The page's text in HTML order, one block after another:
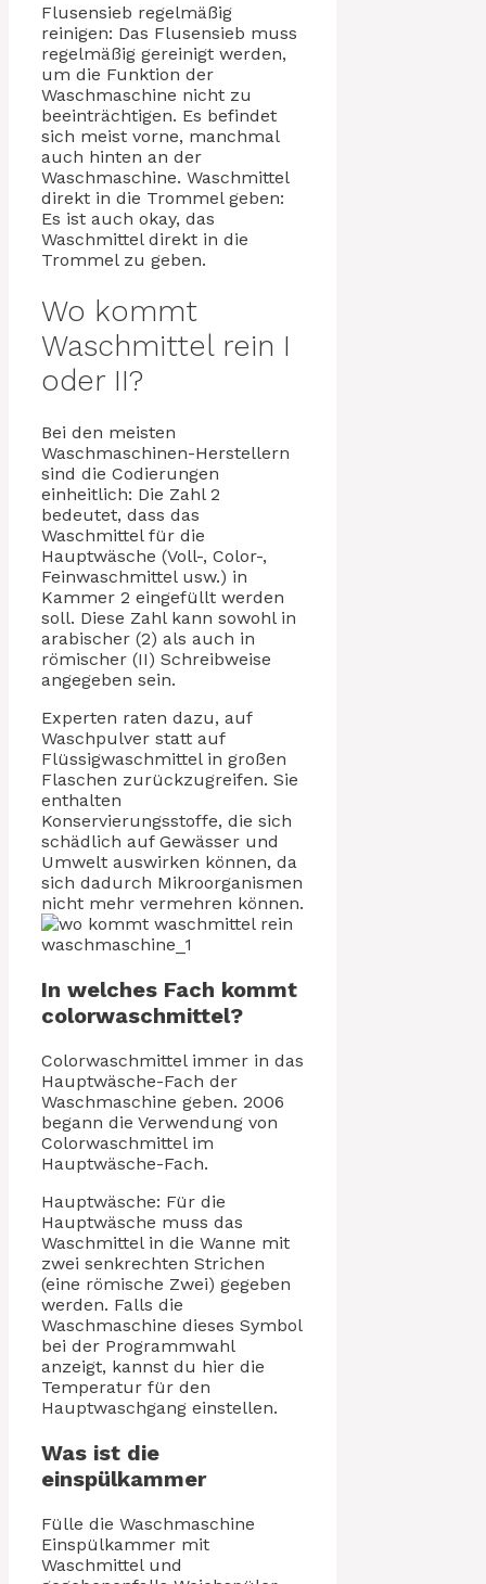
Flusensieb regelmäßig
reinigen: Das Flusensieb muss
regelmäßig gereinigt werden,
um die Funktion der
Waschmaschine nicht zu
beeinträchtigen. Es befindet
sich meist vorne, manchmal
auch hinten an der
Waschmaschine. Waschmittel
direkt in die Trommel geben:
Es ist auch okay, das
Waschmittel direkt in die
Trommel zu geben.
Wo kommt
Waschmittel rein I
oder II?
Bei den meisten
Waschmaschinen-Herstellern
sind die Codierungen
einheitlich: Die Zahl 2
bedeutet, dass das
Waschmittel für die
Hauptwäsche (Voll-, Color-,
Feinwaschmittel usw.) in
Kammer 2 eingefüllt werden
soll. Diese Zahl kann sowohl in
arabischer (2) als auch in
römischer (II) Schreibweise
angegeben sein.
Experten raten dazu, auf
Waschpulver statt auf
Flüssigwaschmittel in großen
Flaschen zurückzugreifen. Sie
enthalten
Konservierungsstoffe, die sich
schädlich auf Gewässer und
Umwelt auswirken können, da
sich dadurch Mikroorganismen
nicht mehr vermehren können.
In welches Fach kommt
colorwaschmittel?
Colorwaschmittel immer in das
Hauptwäsche-Fach der
Waschmaschine geben. 2006
begann die Verwendung von
Colorwaschmittel im
Hauptwäsche-Fach.
Hauptwäsche: Für die
Hauptwäsche muss das
Waschmittel in die Wanne mit
zwei senkrechten Strichen
(eine römische Zwei) gegeben
werden. Falls die
Waschmaschine dieses Symbol
bei der Programmwahl
anzeigt, kannst du hier die
Temperatur für den
Hauptwaschgang einstellen.
Was ist die
einspülkammer
Fülle die Waschmaschine
Einspülkammer mit
Waschmittel und